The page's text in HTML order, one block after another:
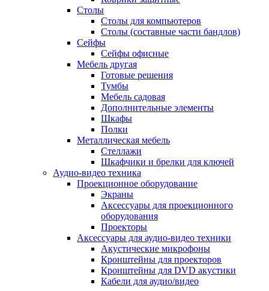
Столы
Столы для компьютеров
Столы (составные части бандлов)
Сейфы
Сейфы офисные
Мебель другая
Готовые решения
Тумбы
Мебель садовая
Дополнительные элементы
Шкафы
Полки
Металлическая мебель
Стеллажи
Шкафчики и брелки для ключей
Аудио-видео техника
Проекционное оборудование
Экраны
Аксессуары для проекционного
оборудования
Проекторы
Аксессуары для аудио-видео техники
Акустические микрофоны
Кронштейны для проекторов
Кронштейны для DVD акустики
Кабели для аудио/видео